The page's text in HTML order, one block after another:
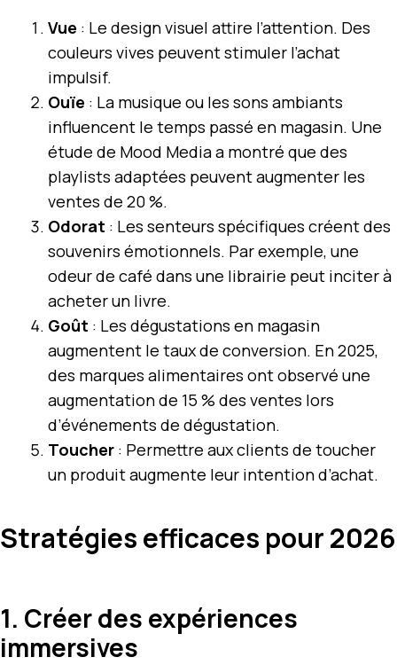
Vue : Le design visuel attire l’attention. Des
couleurs vives peuvent stimuler l’achat
impulsif.
Ouïe : La musique ou les sons ambiants
influencent le temps passé en magasin. Une
étude de Mood Media a montré que des
playlists adaptées peuvent augmenter les
ventes de 20 %.
Odorat : Les senteurs spécifiques créent des
souvenirs émotionnels. Par exemple, une
odeur de café dans une librairie peut inciter à
acheter un livre.
Goût : Les dégustations en magasin
augmentent le taux de conversion. En 2025,
des marques alimentaires ont observé une
augmentation de 15 % des ventes lors
d’événements de dégustation.
Toucher : Permettre aux clients de toucher
un produit augmente leur intention d’achat.
Stratégies efficaces pour 2026
1. Créer des expériences
immersives